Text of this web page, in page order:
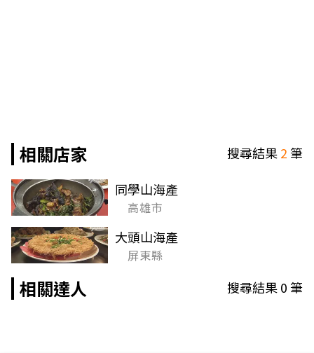
相關店家 搜尋結果2筆
同學山海產
高雄市
大頭山海產
屏東縣
相關達人 搜尋結果0筆